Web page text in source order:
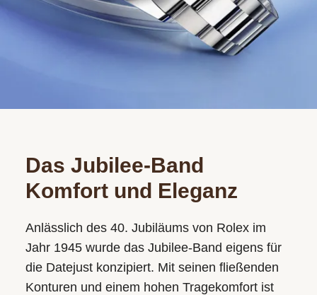
Das Jubilee-Band
Komfort und Eleganz
Anlässlich des 40. Jubiläums von Rolex im
Jahr 1945 wurde das Jubilee‑Band eigens für
die Datejust konzipiert. Mit seinen fließenden
Konturen und einem hohen Tragekomfort ist